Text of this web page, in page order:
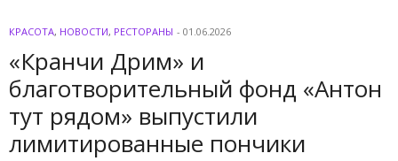
КРАСОТА, НОВОСТИ, РЕСТОРАНЫ - 01.06.2026
«Кранчи Дрим» и
благотворительный фонд «Антон
тут рядом» выпустили
лимитированные пончики